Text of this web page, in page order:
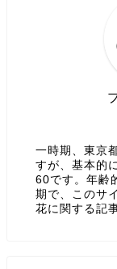
一時期、東京
すが、基本的
60です。年齢
期で、このサ
花に関する記